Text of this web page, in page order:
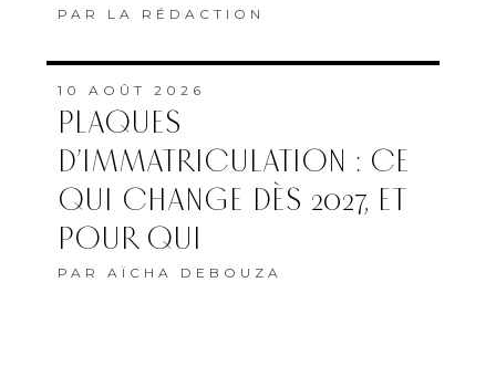
PAR LA RÉDACTION
10 AOÛT 2026
PLAQUES
D’IMMATRICULATION : CE
QUI CHANGE DÈS 2027, ET
POUR QUI
PAR AÏCHA DEBOUZA